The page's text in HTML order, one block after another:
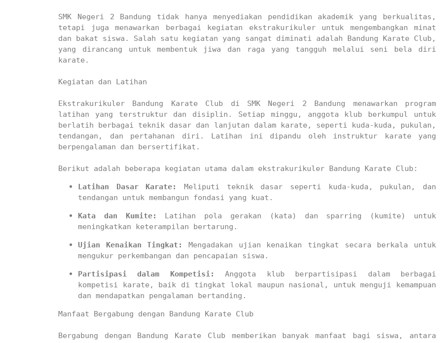
SMK Negeri 2 Bandung tidak hanya menyediakan pendidikan akademik yang berkualitas,
tetapi juga menawarkan berbagai kegiatan ekstrakurikuler untuk mengembangkan minat
dan bakat siswa. Salah satu kegiatan yang sangat diminati adalah Bandung Karate Club,
yang dirancang untuk membentuk jiwa dan raga yang tangguh melalui seni bela diri
karate.
Kegiatan dan Latihan
Ekstrakurikuler Bandung Karate Club di SMK Negeri 2 Bandung menawarkan program
latihan yang terstruktur dan disiplin. Setiap minggu, anggota klub berkumpul untuk
berlatih berbagai teknik dasar dan lanjutan dalam karate, seperti kuda-kuda, pukulan,
tendangan, dan pertahanan diri. Latihan ini dipandu oleh instruktur karate yang
berpengalaman dan bersertifikat.
Berikut adalah beberapa kegiatan utama dalam ekstrakurikuler Bandung Karate Club:
Latihan Dasar Karate:
Meliputi teknik dasar seperti kuda-kuda, pukulan, dan
tendangan untuk membangun fondasi yang kuat.
Kata dan Kumite:
Latihan pola gerakan (kata) dan sparring (kumite) untuk
meningkatkan keterampilan bertarung.
Ujian Kenaikan Tingkat:
Mengadakan ujian kenaikan tingkat secara berkala untuk
mengukur perkembangan dan pencapaian siswa.
Partisipasi dalam Kompetisi:
Anggota klub berpartisipasi dalam berbagai
kompetisi karate, baik di tingkat lokal maupun nasional, untuk menguji kemampuan
dan mendapatkan pengalaman bertanding.
Manfaat Bergabung dengan Bandung Karate Club
Bergabung dengan Bandung Karate Club memberikan banyak manfaat bagi siswa, antara